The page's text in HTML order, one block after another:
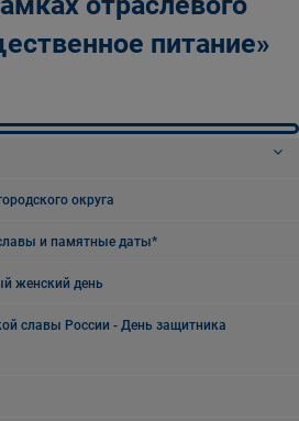
питание»
округа
и памятные даты*
женский день
славы России - День защитника